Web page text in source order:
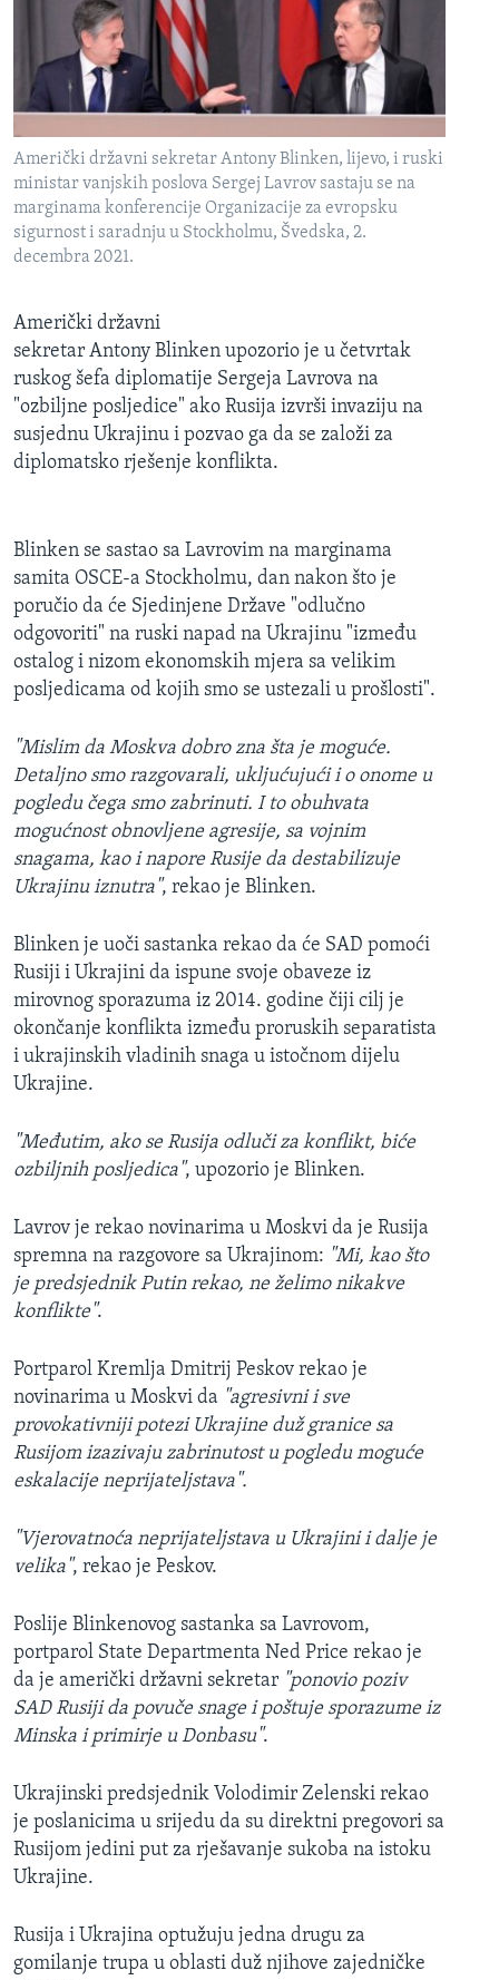
MAGAZIN
O GLASU AMERIKE
Learning English
PRATITE NAS
Američki državni sekretar Antony Blinken, lijevo, i ruski
ministar vanjskih poslova Sergej Lavrov sastaju se na
marginama konferencije Organizacije za evropsku
sigurnost i saradnju u Stockholmu, Švedska, 2.
decembra 2021.
Američki državni
sekretar Antony Blinken upozorio je u četvrtak
ruskog šefa diplomatije Sergeja Lavrova na
"ozbiljne posljedice" ako Rusija izvrši invaziju na
susjednu Ukrajinu i pozvao ga da se založi za
diplomatsko rješenje konflikta.
Blinken se sastao sa Lavrovim na marginama
samita OSCE-a Stockholmu, dan nakon što je
poručio da će Sjedinjene Države "odlučno
odgovoriti" na ruski napad na Ukrajinu "između
ostalog i nizom ekonomskih mjera sa velikim
posljedicama od kojih smo se ustezali u prošlosti".
"Mislim da Moskva dobro zna šta je moguće.
Detaljno smo razgovarali, ukljućujući i o onome u
pogledu čega smo zabrinuti. I to obuhvata
mogućnost obnovljene agresije, sa vojnim
snagama, kao i napore Rusije da destabilizuje
Ukrajinu iznutra", rekao je Blinken.
Blinken je uoči sastanka rekao da će SAD pomoći
Rusiji i Ukrajini da ispune svoje obaveze iz
mirovnog sporazuma iz 2014. godine čiji cilj je
okončanje konflikta između proruskih separatista
i ukrajinskih vladinih snaga u istočnom dijelu
Ukrajine.
"Međutim, ako se Rusija odluči za konflikt, biće
ozbiljnih posljedica", upozorio je Blinken.
Lavrov je rekao novinarima u Moskvi da je Rusija
spremna na razgovore sa Ukrajinom: "Mi, kao što
je predsjednik Putin rekao, ne želimo nikakve
konflikte".
Portparol Kremlja Dmitrij Peskov rekao je
novinarima u Moskvi da "agresivni i sve
provokativniji potezi Ukrajine duž granice sa
Rusijom izazivaju zabrinutost u pogledu moguće
eskalacije neprijateljstava".
"Vjerovatnoća neprijateljstava u Ukrajini i dalje je
velika", rekao je Peskov.
Poslije Blinkenovog sastanka sa Lavrovom,
portparol State Departmenta Ned Price rekao je
da je američki državni sekretar "ponovio poziv
SAD Rusiji da povuče snage i poštuje sporazume iz
Minska i primirje u Donbasu".
Ukrajinski predsjednik Volodimir Zelenski rekao
je poslanicima u srijedu da su direktni pregovori sa
Rusijom jedini put za rješavanje sukoba na istoku
Ukrajine.
Rusija i Ukrajina optužuju jedna drugu za
gomilanje trupa u oblasti duž njihove zajedničke